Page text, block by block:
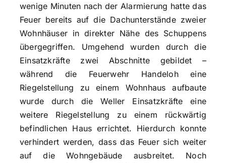
wenige Minuten nach der Alarmierung hatte das
Feuer bereits auf die Dachunterstände zweier
Wohnhäuser in direkter Nähe des Schuppens
übergegriffen. Umgehend wurden durch die
Einsatzkräfte zwei Abschnitte gebildet –
während die Feuerwehr Handeloh eine
Riegelstellung zu einem Wohnhaus aufbaute
wurde durch die Weller Einsatzkräfte eine
weitere Riegelstellung zu einem rückwärtig
befindlichen Haus errichtet. Hierdurch konnte
verhindert werden, dass das Feuer sich weiter
auf die Wohngebäude ausbreitet. Noch